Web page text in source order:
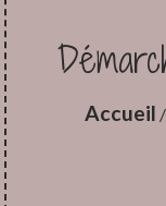
Accueil /